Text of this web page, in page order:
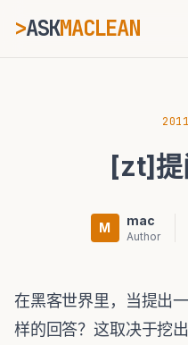
>ASKMACLEAN
[zt]提
M mac
Author
在黑客世界里，当提出
样的回答？这取决于挖